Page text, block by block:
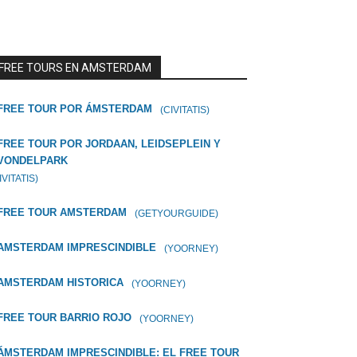
TOURS EN AMSTERDAM
TOUR POR ÁMSTERDAM (CIVITATIS)
TOUR POR JORDAAN, LEIDSEPLEIN Y
TOUR AMSTERDAM (GETYOURGUIDE)
IMPRESCINDIBLE (YOORNEY)
HISTORICA (YOORNEY)
TOUR BARRIO ROJO (YOORNEY)
IMPRESCINDIBLE: EL FREE TOUR